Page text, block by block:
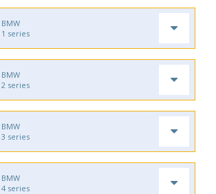
BMW
1 series
BMW
2 series
BMW
3 series
BMW
4 series